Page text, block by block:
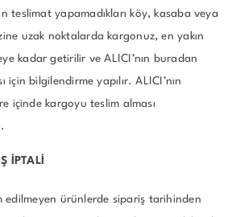
teslimat yapamadıkları köy, kasaba veya
uzak noktalarda kargonuz, en yakın
kadar getirilir ve ALICI’nın buradan
için bilgilendirme yapılır. ALICI’nın
içinde kargoyu teslim alması
İPTALİ
edilmeyen ürünlerde sipariş tarihinden